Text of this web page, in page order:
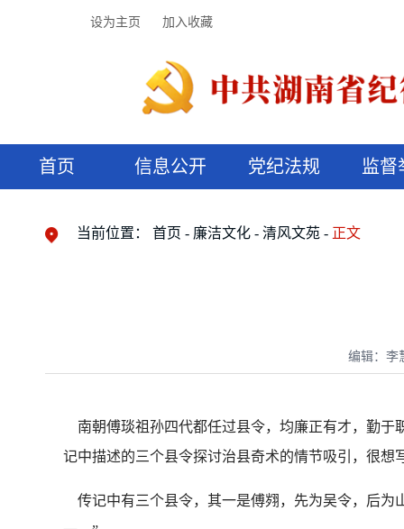
设为主页 加入收藏
首页 信息公开 党纪法规 监督
当前位置： 首页 廉洁文化 清风文苑 正文
编辑：李
南朝傅琰祖孙四代都任过县令，均廉正有才，勤于
记中描述的三个县令探讨治县奇术的情节吸引，很
传记中有三个县令，其一是傅翙，先为吴令，后为